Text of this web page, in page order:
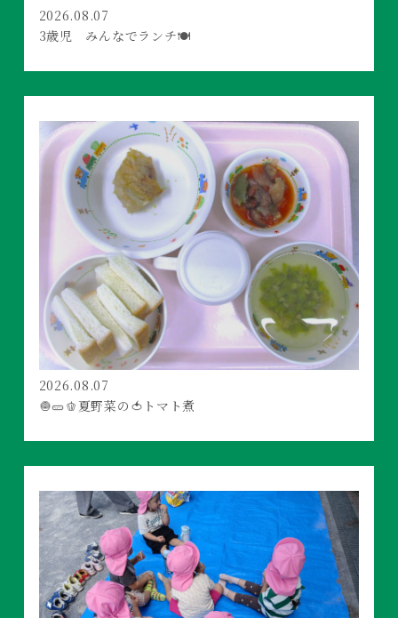
2026.08.07
3歳児 みんなでランチ🍽️
2026.08.07
🧅🥒🫑夏野菜の🍅トマト煮